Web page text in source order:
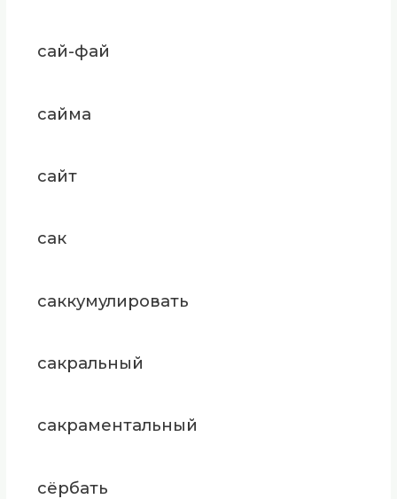
сай-фай
сайма
сайт
сак
саккумулировать
сакральный
сакраментальный
сёрбать